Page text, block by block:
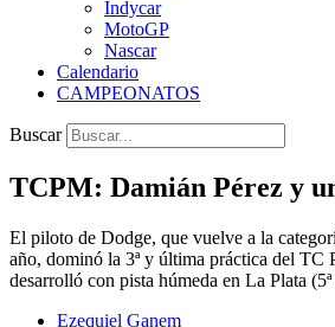
Indycar
MotoGP
Nascar
Calendario
CAMPEONATOS
Buscar
TCPM: Damián Pérez y
El piloto de Dodge, que vuelve a la
año, dominó la 3ª y última práctica del TC
desarrolló con pista húmeda en La Plata
Ezequiel Ganem